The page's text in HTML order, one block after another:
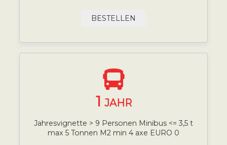
BESTELLEN
1 JAHR
Jahresvignette > 9 Personen Minibus <= 3,5 t
max 5 Tonnen M2 min 4 axe EURO 0